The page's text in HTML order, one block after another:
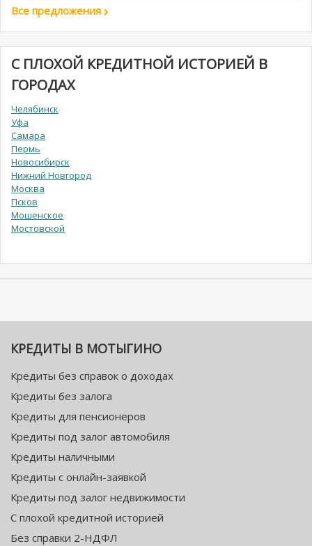
Все предложения
С ПЛОХОЙ КРЕДИТНОЙ ИСТОРИЕЙ В
ГОРОДАХ
Челябинск
Уфа
Самара
Пермь
Новосибирск
Нижний Новгород
Москва
Псков
Мошенское
Мостовской
КРЕДИТЫ В МОТЫГИНО
Кредиты без справок о доходах
Кредиты без залога
Кредиты для пенсионеров
Кредиты под залог автомобиля
Кредиты наличными
Кредиты с онлайн-заявкой
Кредиты под залог недвижимости
С плохой кредитной историей
Без справки 2-НДФЛ